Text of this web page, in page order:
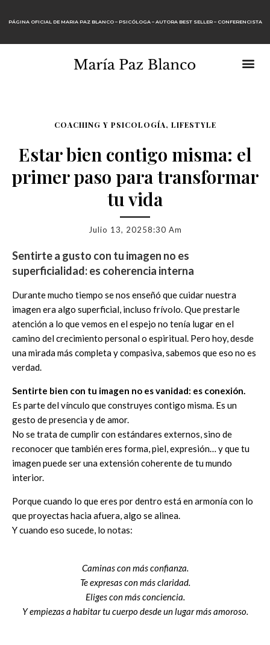
PÁGINA OFICIAL DE MARIA PAZ BLANCO – PSICÓLOGA – AUTORA BEST SELLER – CONFERENCISTA
COACHING Y PSICOLOGÍA, LIFESTYLE
Estar bien contigo misma: el
primer paso para transformar
tu vida
Julio 13, 20258:30 Am
Sentirte a gusto con tu imagen no es
superficialidad: es coherencia interna
Durante mucho tiempo se nos enseñó que cuidar nuestra
imagen era algo superficial, incluso frívolo. Que prestarle
atención a lo que vemos en el espejo no tenía lugar en el
camino del crecimiento personal o espiritual. Pero hoy, desde
una mirada más completa y compasiva, sabemos que eso no es
verdad.
Sentirte bien con tu imagen no es vanidad: es conexión.
Es parte del vínculo que construyes contigo misma. Es un
gesto de presencia y de amor.
No se trata de cumplir con estándares externos, sino de
reconocer que también eres forma, piel, expresión… y que tu
imagen puede ser una extensión coherente de tu mundo
interior.
Porque cuando lo que eres por dentro está en armonía con lo
que proyectas hacia afuera, algo se alinea.
Y cuando eso sucede, lo notas:
Caminas con más confianza.
Te expresas con más claridad.
Eliges con más conciencia.
Y empiezas a habitar tu cuerpo desde un lugar más amoroso.